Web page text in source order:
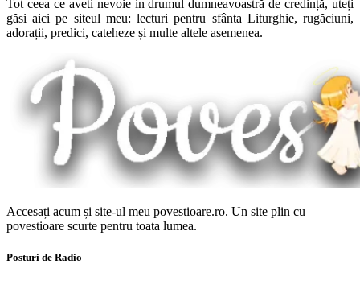
Tot ceea ce aveti nevoie in drumul dumneavoastră de credință, uteți
găsi aici pe siteul meu: lecturi pentru sfânta Liturghie, rugăciuni,
adorații, predici, cateheze și multe altele asemenea.
Accesați acum și site-ul meu povestioare.ro. Un site plin cu
povestioare scurte pentru toata lumea.
Posturi de Radio